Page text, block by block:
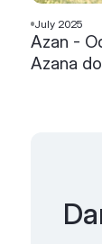
July 2025
Azan -
Azana